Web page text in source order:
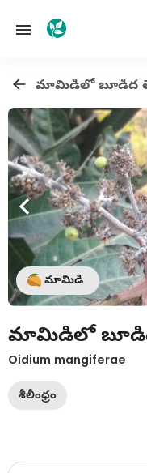
మామిడిలో బూడిద
మామిడి
మామిడిలో బూడిద
Oidium mangiferae
శీలీంధ్రం